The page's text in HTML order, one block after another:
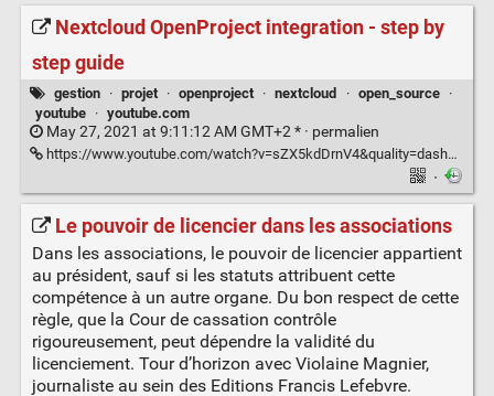
Nextcloud OpenProject integration - step by
step guide
gestion · projet · openproject · nextcloud · open_source
·
youtube
· youtube.com
May 27, 2021 at 9:11:12 AM GMT+2 * · permalien
https://www.youtube.com/watch?v=sZX5kdDrnV4&quality=dash&autoplay=0
·
Le pouvoir de licencier dans les associations
Dans les associations, le pouvoir de licencier appartient
au président, sauf si les statuts attribuent cette
compétence à un autre organe. Du bon respect de cette
règle, que la Cour de cassation contrôle
rigoureusement, peut dépendre la validité du
licenciement. Tour d’horizon avec Violaine Magnier,
journaliste au sein des Editions Francis Lefebvre.